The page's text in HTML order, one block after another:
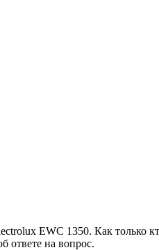
EWC 1350. Как только
ответе на вопрос.